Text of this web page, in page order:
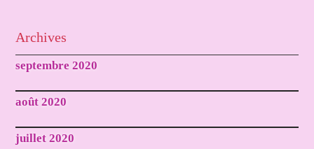
Archives
septembre 2020
août 2020
juillet 2020